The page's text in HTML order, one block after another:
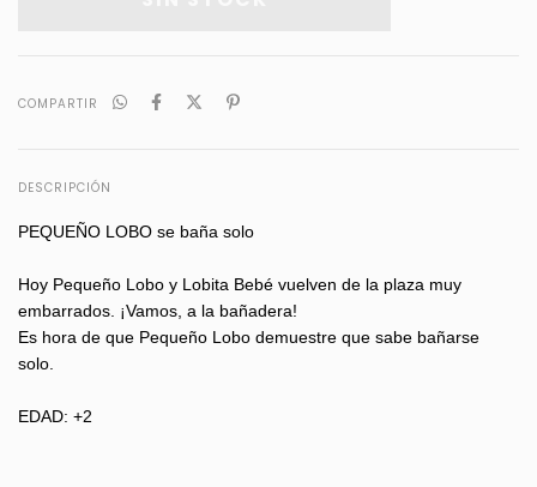
COMPARTIR
DESCRIPCIÓN
PEQUEÑO LOBO se baña solo
Hoy Pequeño Lobo y Lobita Bebé vuelven de la plaza muy
embarrados. ¡Vamos, a la bañadera!
Es hora de que Pequeño Lobo demuestre que sabe bañarse
solo.
EDAD: +2